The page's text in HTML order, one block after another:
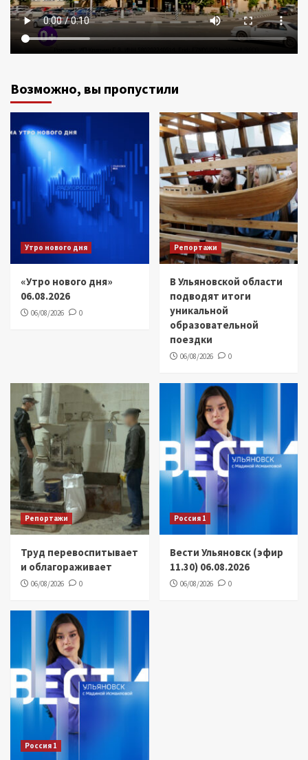
Возможно, вы пропустили
Утро нового дня
«Утро нового дня»
06.08.2026
06/08/2026 0
Репортажи
В Ульяновской области
подводят итоги
уникальной
образовательной
поездки
06/08/2026 0
Репортажи
Труд перевоспитывает
и облагораживает
06/08/2026 0
Россия 1
Вести Ульяновск (эфир
11.30) 06.08.2026
06/08/2026 0
Россия 1